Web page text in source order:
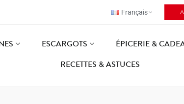
Français
ESCARGOTS
ÉPICERIE &
RECETTES & ASTUCES